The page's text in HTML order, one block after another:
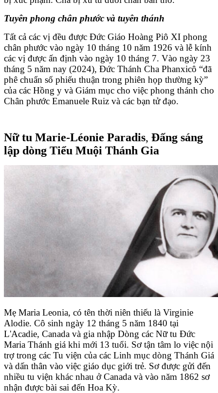
Tuyên phong chân phước và tuyên thánh
Tất cả các vị đều được Đức Giáo Hoàng Piô XI phong
chân phước vào ngày 10 tháng 10 năm 1926 và lễ kính
các vị được ấn định vào ngày 10 tháng 7. Vào ngày 23
tháng 5 năm nay (2024), Đức Thánh Cha Phanxicô “đã
phê chuẩn số phiếu thuận trong phiên họp thường kỳ”
của các Hồng y và Giám mục cho việc phong thánh cho
Chân phước Emanuele Ruiz và các bạn tử đạo.
Nữ tu Marie-Léonie Paradis, Đấng sáng
lập dòng Tiểu Muội Thánh Gia
Mẹ Maria Leonia, có tên thời niên thiếu là Virginie
Alodie. Cô sinh ngày 12 tháng 5 năm 1840 tại
L'Acadie, Canada và gia nhập Dòng các Nữ tu Đức
Maria Thánh giá khi mới 13 tuổi. Sơ tận tâm lo việc nội
trợ trong các Tu viện của các Linh mục dòng Thánh Giá
và dấn thân vào việc giáo dục giới trẻ. Sơ được gửi đến
nhiều tu viện khác nhau ở Canada và vào năm 1862 sơ
nhận được bài sai đến Hoa Kỳ.